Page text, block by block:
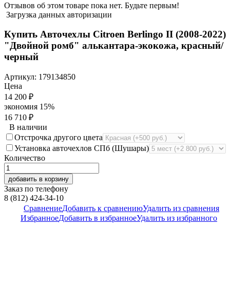
Отзывов об этом товаре пока нет. Будьте первым!
Загрузка данных авторизации
Купить Авточехлы Citroen Berlingo II (2008-2022)
"Двойной ромб" алькантара-экокожа, красный/
черный
Артикул: 179134850
Цена
14 200 ₽
экономия 15%
16 710 ₽
В наличии
Отстрочка другого цвета
Установка авточехлов СПб (Шушары)
Количество
добавить в корзину
Заказ по телефону
8 (812) 424-34-10
СравнениеДобавить к сравнениюУдалить из сравнения
ИзбранноеДобавить в избранноеУдалить из избранного